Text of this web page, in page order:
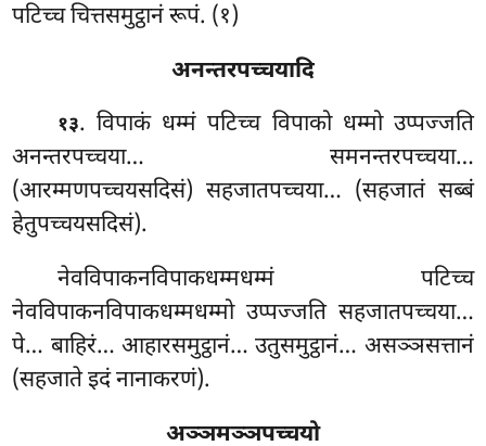
पटिच्च चित्तसमुट्ठानं रूपं. (१)
अनन्तरपच्चयादि
१३. विपाकं धम्मं पटिच्च विपाको धम्मो उप्पज्जति
अनन्तरपच्चया… समनन्तरपच्चया…
(आरम्मणपच्चयसदिसं) सहजातपच्चया… (सहजातं सब्बं
हेतुपच्चयसदिसं).
नेवविपाकनविपाकधम्मधम्मं पटिच्च
नेवविपाकनविपाकधम्मधम्मो उप्पज्जति सहजातपच्चया…
पे… बाहिरं… आहारसमुट्ठानं… उतुसमुट्ठानं… असञ्ञसत्तानं
(सहजाते इदं नानाकरणं).
अञ्ञमञ्ञपच्चयो